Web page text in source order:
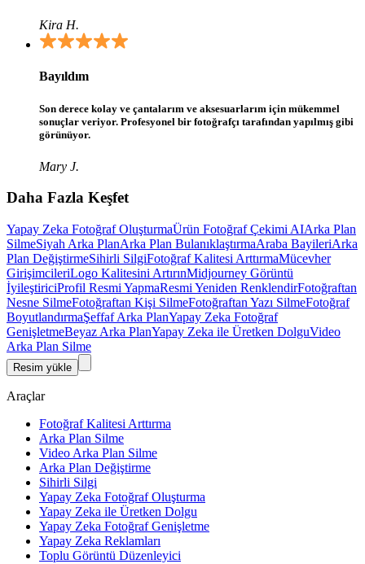
Kira H.
Bayıldım
Son derece kolay ve çantalarım ve aksesuarlarım için mükemmel
sonuçlar veriyor. Profesyonel bir fotoğrafçı tarafından yapılmış gibi
görünüyor.
Mary J.
Daha Fazla Keşfet
Yapay Zeka Fotoğraf OluşturmaÜrün Fotoğraf Çekimi AIArka Plan
SilmeSiyah Arka PlanArka Plan BulanıklaştırmaAraba BayileriArka
Plan DeğiştirmeSihirli SilgiFotoğraf Kalitesi ArttırmaMücevher
GirişimcileriLogo Kalitesini ArtırınMidjourney Görüntü
İyileştiriciProfil Resmi YapmaResmi Yeniden RenklendirFotoğraftan
Nesne SilmeFotoğraftan Kişi SilmeFotoğraftan Yazı SilmeFotoğraf
BoyutlandırmaŞeffaf Arka PlanYapay Zeka Fotoğraf
GenişletmeBeyaz Arka PlanYapay Zeka ile Üretken DolguVideo
Arka Plan Silme
Resim yükle
Araçlar
Fotoğraf Kalitesi Arttırma
Arka Plan Silme
Video Arka Plan Silme
Arka Plan Değiştirme
Sihirli Silgi
Yapay Zeka Fotoğraf Oluşturma
Yapay Zeka ile Üretken Dolgu
Yapay Zeka Fotoğraf Genişletme
Yapay Zeka Reklamları
Toplu Görüntü Düzenleyici